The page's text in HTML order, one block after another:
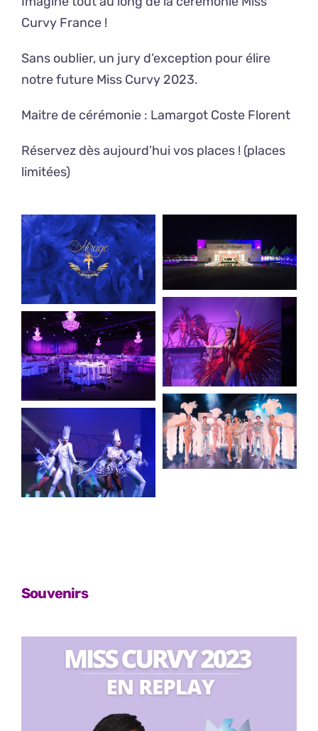
Curvy France !
Sans oublier, un jury d’exception pour élire
notre future Miss Curvy 2023.
Maitre de cérémonie : Lamargot Coste Florent
Réservez dès aujourd’hui vos places ! (places
limitées)
Souvenirs